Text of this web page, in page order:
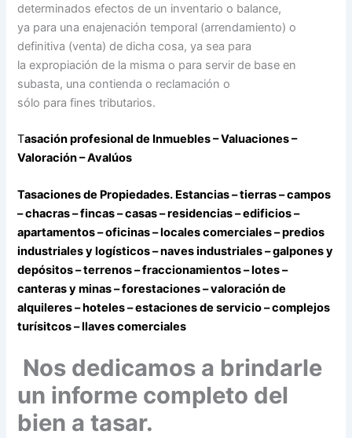
determinados efectos de un inventario o balance,
ya para una enajenación temporal (arrendamiento) o
definitiva (venta) de dicha cosa, ya sea para
la expropiación de la misma o para servir de base en
subasta, una contienda o reclamación o
sólo para fines tributarios.
Tasación profesional de Inmuebles – Valuaciones –
Valoración – Avalúos
Tasaciones de Propiedades. Estancias – tierras – campos
– chacras – fincas – casas – residencias – edificios –
apartamentos – oficinas – locales comerciales – predios
industriales y logísticos – naves industriales – galpones y
depósitos – terrenos – fraccionamientos – lotes –
canteras y minas – forestaciones – valoración de
alquileres – hoteles – estaciones de servicio – complejos
turísitcos – llaves comerciales
Nos dedicamos a brindarle
un informe completo del
bien a tasar.